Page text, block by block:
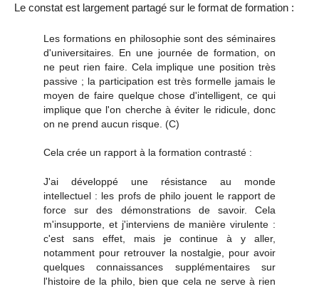
Le constat est largement partagé sur le format de formation :
Les formations en philosophie sont des séminaires
d'universitaires. En une journée de formation, on
ne peut rien faire. Cela implique une position très
passive ; la participation est très formelle jamais le
moyen de faire quelque chose d'intelligent, ce qui
implique que l'on cherche à éviter le ridicule, donc
on ne prend aucun risque. (C)
Cela crée un rapport à la formation contrasté :
J'ai développé une résistance au monde
intellectuel : les profs de philo jouent le rapport de
force sur des démonstrations de savoir. Cela
m'insupporte, et j'interviens de manière virulente :
c'est sans effet, mais je continue à y aller,
notamment pour retrouver la nostalgie, pour avoir
quelques connaissances supplémentaires sur
l'histoire de la philo, bien que cela ne serve à rien